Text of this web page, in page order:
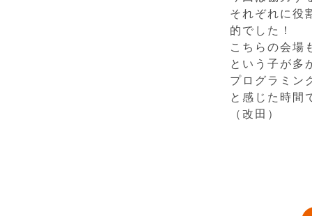
それぞれに役
的でした！
こちらの会場
という子が多
プログラミン
と感じた時間
（改田）